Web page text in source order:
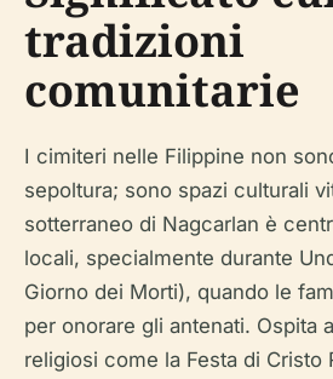
tradizioni
comunitarie
I cimiteri nelle Filippine non
sepoltura; sono spazi culturali
sotterraneo di Nagcarlan è
locali, specialmente durante
Giorno dei Morti), quando le
per onorare gli antenati. Ospita
religiosi come la Festa di Cristo